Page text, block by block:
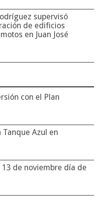
supervisó
de edificios
en Juan José
con el Plan
Azul en
de noviembre día de